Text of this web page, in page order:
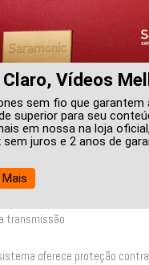
Claro, Vídeos
sem fio que garantem
superior para seu
em nossa na loja
sem juros e 2 anos de
transmissão
oferece proteção